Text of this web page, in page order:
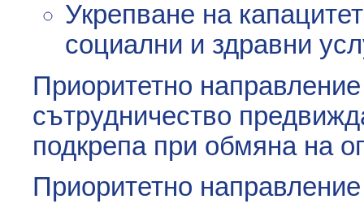
Укрепване на
социални и здравни
Приоритетно
сътрудничество
подкрепа при обмяна на
Приоритетно